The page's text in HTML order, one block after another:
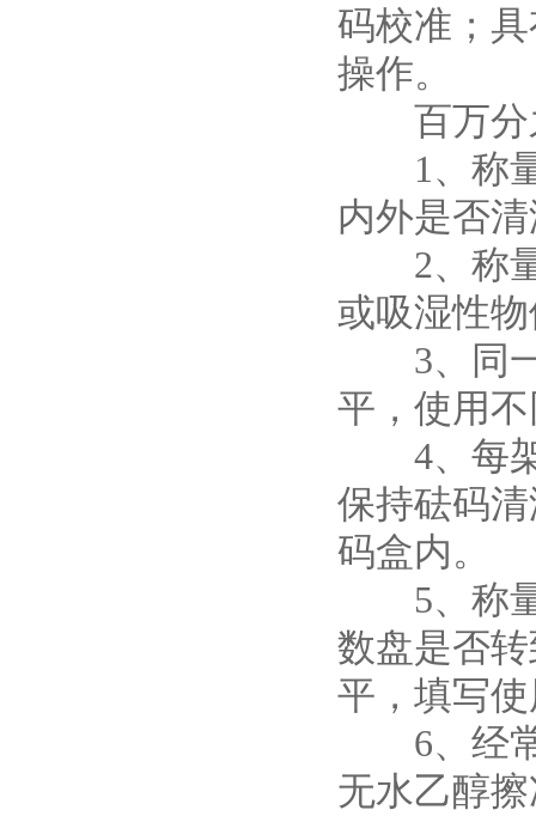
码校准；
操作。
百万分之
1、称量
内外是否
2、称量
或吸湿性
3、同一
平，使用
4、每架
保持砝码
码盒内。
5、称量
数盘是否
平，填写
6、经常
无水乙醇